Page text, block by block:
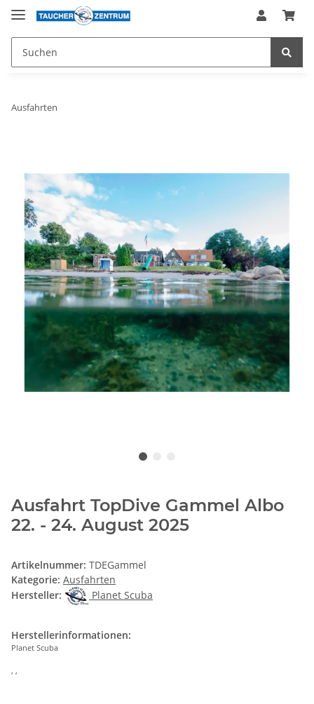
Ausfahrten
Ausfahrt TopDive Gammel Albo
22. - 24. August 2025
Artikelnummer: TDEGammel
Kategorie: Ausfahrten
Hersteller:
Planet Scuba
Herstellerinformationen:
Planet Scuba
, ,